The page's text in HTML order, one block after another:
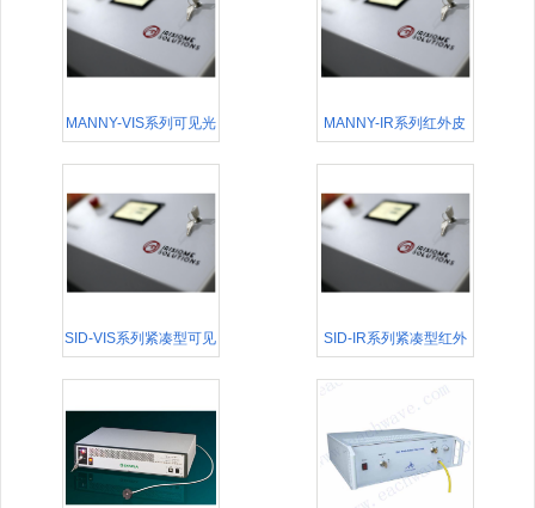
MANNY-VIS系列可见光 MANNY-IR系列红外皮
SID-VIS系列紧凑型可见 SID-IR系列紧凑型红外